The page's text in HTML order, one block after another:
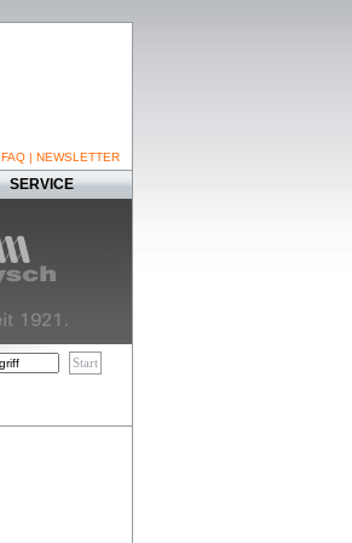
FAQ | NEWSLETTER
SERVICE